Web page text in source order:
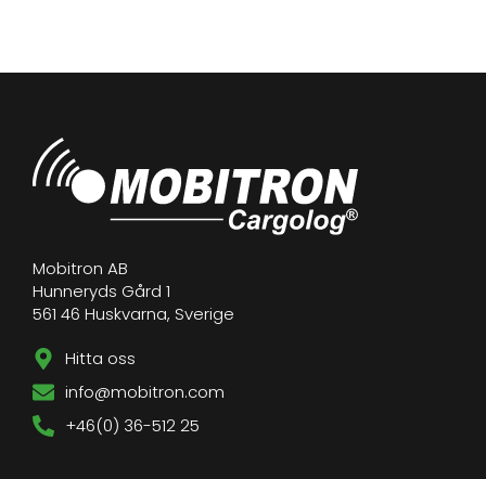
Mobitron AB
Hunneryds Gård 1
561 46 Huskvarna, Sverige
Hitta oss
info@mobitron.com
+46(0) 36-512 25